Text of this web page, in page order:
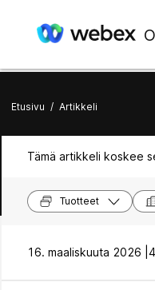
Etusivu / Artikkeli
Tämä artikkeli koskee
Tuotteet
16. maaliskuuta 2026 |